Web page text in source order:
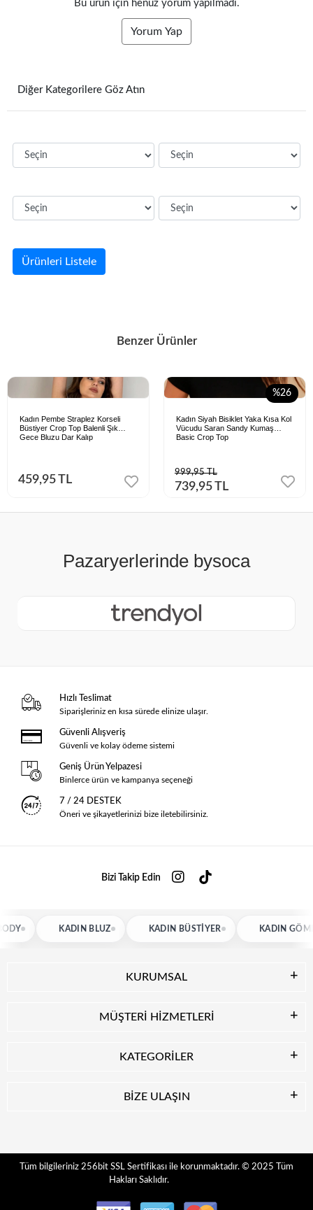
Bu ürün için henüz yorum yapılmadı.
Yorum Yap
Diğer Kategorilere Göz Atın
Ürünleri Listele
Benzer Ürünler
Kadın Pembe Straplez Korseli
Büstiyer Crop Top Balenli Şık
Gece Bluzu Dar Kalıp
459,95 TL
%26
Kadın Siyah Bisiklet Yaka Kısa Kol
Vücudu Saran Sandy Kumaş
Basic Crop Top
999,95 TL
739,95 TL
Hızlı Teslimat
Siparişleriniz en kısa sürede elinize ulaşır.
Güvenli Alışveriş
Güvenli ve kolay ödeme sistemi
Geniş Ürün Yelpazesi
Binlerce ürün ve kampanya seçeneği
7 / 24 DESTEK
Öneri ve şikayetlerinizi bize iletebilirsiniz.
Bizi Takip Edin
KADIN BLUZ KADIN BÜSTIYER KADIN GÖMLEK
KURUMSAL
MÜŞTERİ HİZMETLERİ
KATEGORİLER
BİZE ULAŞIN
Tüm bilgileriniz 256bit SSL Sertifikası ile korunmaktadır. © 2025
Tüm
Hakları Saklıdır.